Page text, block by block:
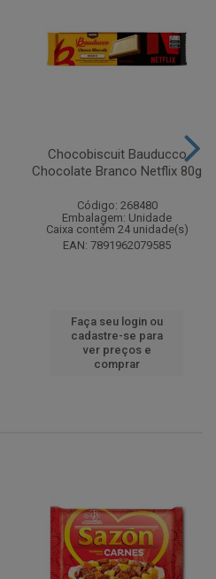
Chocobiscuit Bauducco
Chocolate Branco Netflix 80g
Código: 268480
Embalagem: Unidade
Caixa contém 24 unidade(s)
EAN: 7891962079585
Faça seu login ou
cadastre-se para
ver preços e
comprar